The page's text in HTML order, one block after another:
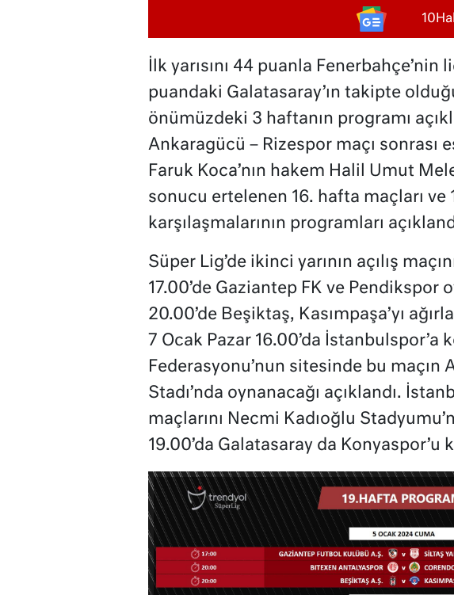
İlk yarısını 44 puanla Fenerbahçe’nin
puandaki Galatasaray’ın takipte
önümüzdeki 3 haftanın programı
Ankaragücü – Rizespor maçı sonrası
Faruk Koca’nın hakem Halil Umut
sonucu ertelenen 16. hafta maçları ve
karşılaşmalarının programları
Süper Lig’de ikinci yarının açılış
17.00’de Gaziantep FK ve Pendikspor
20.00’de Beşiktaş, Kasımpaşa’yı
7 Ocak Pazar 16.00’da İstanbulspor’a
Federasyonu’nun sitesinde bu maçın
Stadı’nda oynanacağı açıklandı.
maçlarını Necmi Kadıoğlu
19.00’da Galatasaray da Konyaspor’u